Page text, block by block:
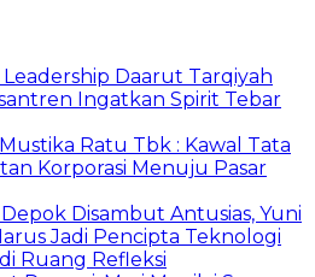
Daarut Tarqiyah
Ingatkan Spirit Tebar
Ratu Tbk : Kawal Tata
Korporasi Menuju Pasar
Disambut Antusias, Yuni
Jadi Pencipta Teknologi
Ruang Refleksi